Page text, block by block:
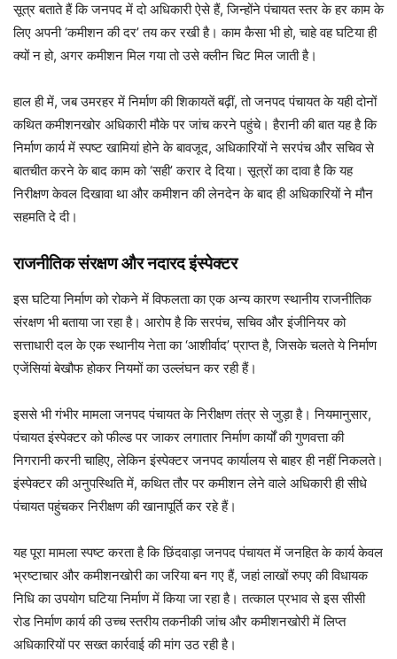
सूत्र बताते हैं कि जनपद में दो अधिकारी ऐसे हैं, जिन्होंने पंचायत स्तर के हर काम के
लिए अपनी ‘कमीशन की दर’ तय कर रखी है। काम कैसा भी हो, चाहे वह घटिया ही
क्यों न हो, अगर कमीशन मिल गया तो उसे क्लीन चिट मिल जाती है।
हाल ही में, जब उमरहर में निर्माण की शिकायतें बढ़ीं, तो जनपद पंचायत के यही दोनों
कथित कमीशनखोर अधिकारी मौके पर जांच करने पहुंचे। हैरानी की बात यह है कि
निर्माण कार्य में स्पष्ट खामियां होने के बावजूद, अधिकारियों ने सरपंच और सचिव से
बातचीत करने के बाद काम को ‘सही’ करार दे दिया। सूत्रों का दावा है कि यह
निरीक्षण केवल दिखावा था और कमीशन की लेनदेन के बाद ही अधिकारियों ने मौन
सहमति दे दी।
राजनीतिक संरक्षण और नदारद इंस्पेक्टर
इस घटिया निर्माण को रोकने में विफलता का एक अन्य कारण स्थानीय राजनीतिक
संरक्षण भी बताया जा रहा है। आरोप है कि सरपंच, सचिव और इंजीनियर को
सत्ताधारी दल के एक स्थानीय नेता का ‘आशीर्वाद’ प्राप्त है, जिसके चलते ये निर्माण
एजेंसियां बेखौफ होकर नियमों का उल्लंघन कर रही हैं।
इससे भी गंभीर मामला जनपद पंचायत के निरीक्षण तंत्र से जुड़ा है। नियमानुसार,
पंचायत इंस्पेक्टर को फील्ड पर जाकर लगातार निर्माण कार्यों की गुणवत्ता की
निगरानी करनी चाहिए, लेकिन इंस्पेक्टर जनपद कार्यालय से बाहर ही नहीं निकलते।
इंस्पेक्टर की अनुपस्थिति में, कथित तौर पर कमीशन लेने वाले अधिकारी ही सीधे
पंचायत पहुंचकर निरीक्षण की खानापूर्ति कर रहे हैं।
यह पूरा मामला स्पष्ट करता है कि छिंदवाड़ा जनपद पंचायत में जनहित के कार्य केवल
भ्रष्टाचार और कमीशनखोरी का जरिया बन गए हैं, जहां लाखों रुपए की विधायक
निधि का उपयोग घटिया निर्माण में किया जा रहा है। तत्काल प्रभाव से इस सीसी
रोड निर्माण कार्य की उच्च स्तरीय तकनीकी जांच और कमीशनखोरी में लिप्त
अधिकारियों पर सख्त कार्रवाई की मांग उठ रही है।